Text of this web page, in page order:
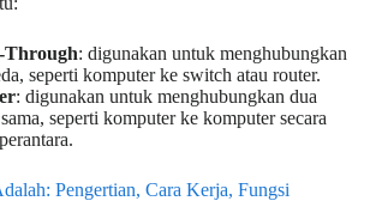
Through: digunakan untuk menghubungkan
seperti komputer ke switch atau router.
: digunakan untuk menghubungkan dua
seperti komputer ke komputer secara
Pengertian, Cara Kerja, Fungsi